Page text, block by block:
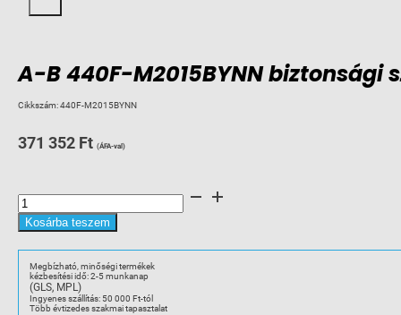
A-B 440F-M2015BYNN biztonsági
Cikkszám:440F-M2015BYNN
371 352 Ft (ÁFA-val)
440F-
M2015BYNN
biztonsági
1000x750mm
Mats
mennyiség
Kosárba teszem
Megbízható, minőségi termékek
kézbesítési idő: 2-5 munkanap
(GLS, MPL)
Ingyenes szállítás: 50 000 Ft-tól
Több évtizedes szakmai tapasztalat